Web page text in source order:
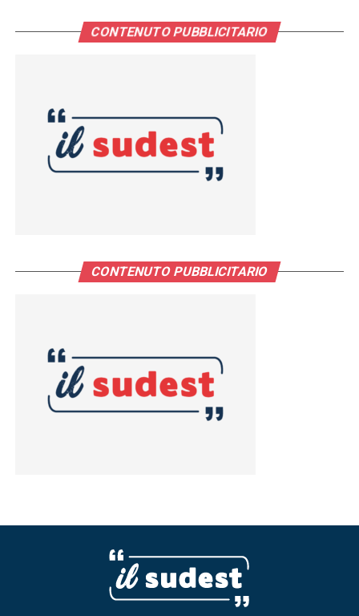
CONTENUTO PUBBLICITARIO
CONTENUTO PUBBLICITARIO